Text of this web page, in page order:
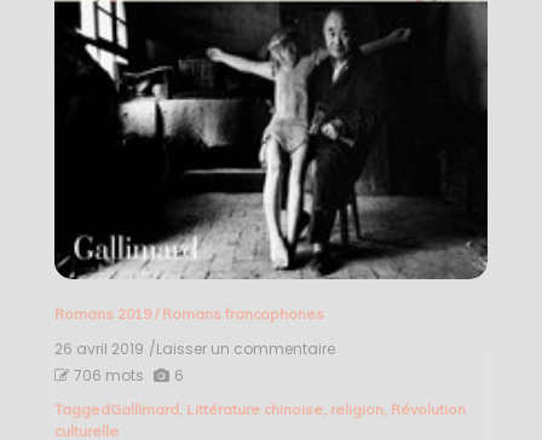
Romans 2019/ Romans francophones
26 avril 2019 /Laisser un commentaireon
Yong
706 mots 6
TaggedGallimard, Littérature chinoise, religion, Révolution
culturelle